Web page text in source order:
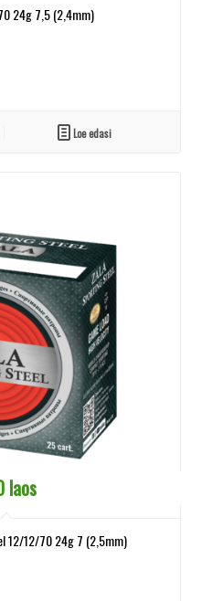
24g 7,5 (2,4mm)
Loe edasi
laos
12/12/70 24g 7 (2,5mm)